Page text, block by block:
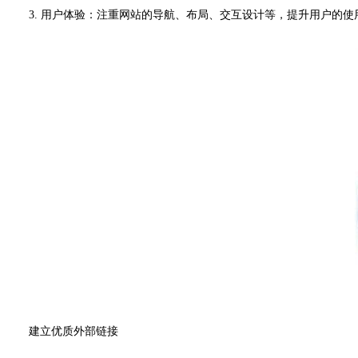
3. 用户体验：注重网站的导航、布局、交互设计等，提升用户的使
建立优质外部链接